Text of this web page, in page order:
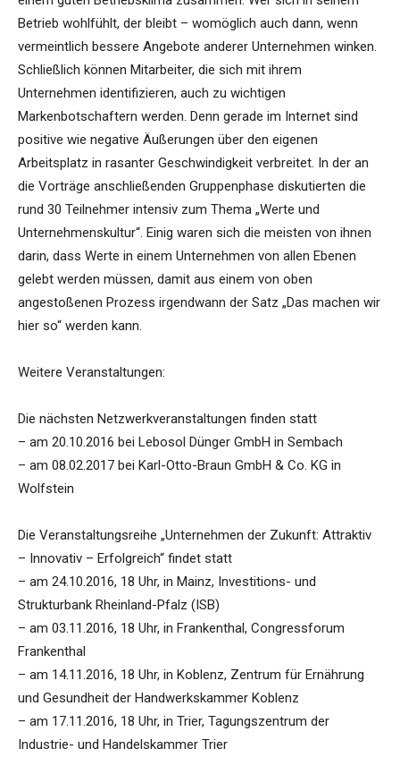
Betrieb wohlfühlt, der bleibt – womöglich auch dann, wenn
vermeintlich bessere Angebote anderer Unternehmen winken.
Schließlich können Mitarbeiter, die sich mit ihrem
Unternehmen identifizieren, auch zu wichtigen
Markenbotschaftern werden. Denn gerade im Internet sind
positive wie negative Äußerungen über den eigenen
Arbeitsplatz in rasanter Geschwindigkeit verbreitet. In der an
die Vorträge anschließenden Gruppenphase diskutierten die
rund 30 Teilnehmer intensiv zum Thema „Werte und
Unternehmenskultur“. Einig waren sich die meisten von ihnen
darin, dass Werte in einem Unternehmen von allen Ebenen
gelebt werden müssen, damit aus einem von oben
angestoßenen Prozess irgendwann der Satz „Das machen wir
hier so“ werden kann.
Weitere Veranstaltungen:
Die nächsten Netzwerkveranstaltungen finden statt
– am 20.10.2016 bei Lebosol Dünger GmbH in Sembach
– am 08.02.2017 bei Karl-Otto-Braun GmbH & Co. KG in
Wolfstein
Die Veranstaltungsreihe „Unternehmen der Zukunft: Attraktiv
– Innovativ – Erfolgreich“ findet statt
– am 24.10.2016, 18 Uhr, in Mainz, Investitions- und
Strukturbank Rheinland-Pfalz (ISB)
– am 03.11.2016, 18 Uhr, in Frankenthal, Congressforum
Frankenthal
– am 14.11.2016, 18 Uhr, in Koblenz, Zentrum für Ernährung
und Gesundheit der Handwerkskammer Koblenz
– am 17.11.2016, 18 Uhr, in Trier, Tagungszentrum der
Industrie- und Handelskammer Trier